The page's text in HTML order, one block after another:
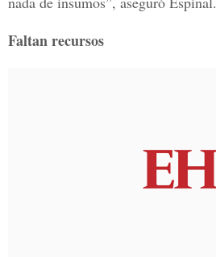
Faltan recursos